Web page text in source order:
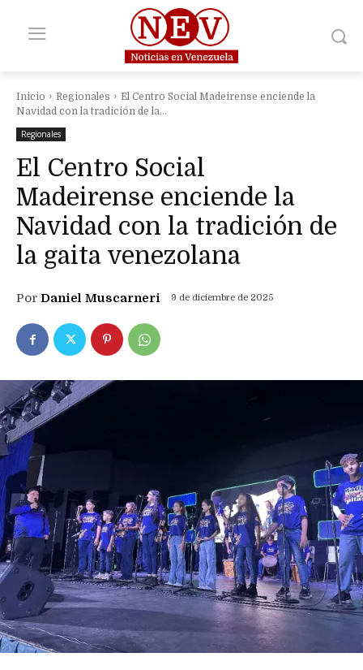
Inicio Regionales
El Centro Social Madeirense enciende la
Navidad con la tradición de la...
Regionales
El Centro Social
Madeirense enciende la
Navidad con la tradición de
la gaita venezolana
Por Daniel Muscarneri 9 de diciembre de 2025